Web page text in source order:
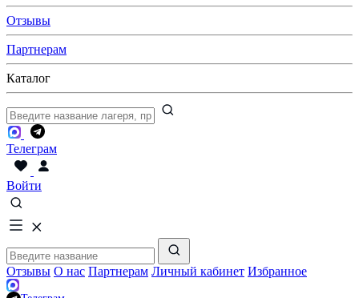
Отзывы
Партнерам
Каталог
Телеграм
Войти
Отзывы О нас Партнерам Личный кабинет Избранное